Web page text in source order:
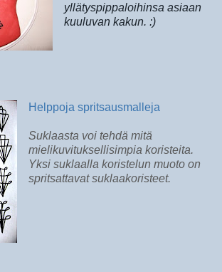
yllätyspippaloihinsa asiaan
kuuluvan kakun. :)
Helppoja spritsausmalleja
Suklaasta voi tehdä mitä
mielikuvituksellisimpia koristeita.
Yksi suklaalla koristelun muoto on
spritsattavat suklaakoristeet.